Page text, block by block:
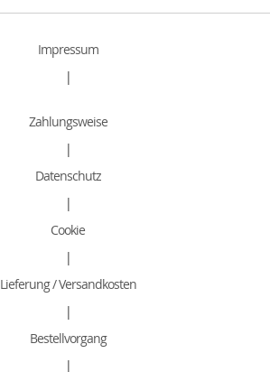
Impressum
|
Zahlungsweise
|
Datenschutz
|
Cookie
|
Lieferung / Versandkosten
|
Bestellvorgang
|